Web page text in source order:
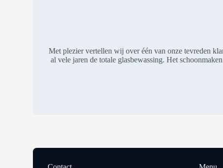
Met plezier vertellen wij over één van onze tevreden
al vele jaren de totale glasbewassing. Het